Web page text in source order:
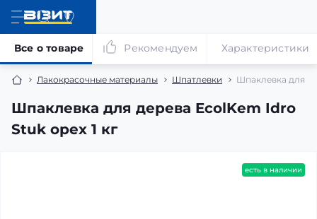
Лакокрасочные материалы Шпатлевки Шпаклевка для
Шпаклевка для дерева EcolKem Idro
Stuk орех 1 кг
Все о товаре Рекомендуем Характеристики
есть в наличии